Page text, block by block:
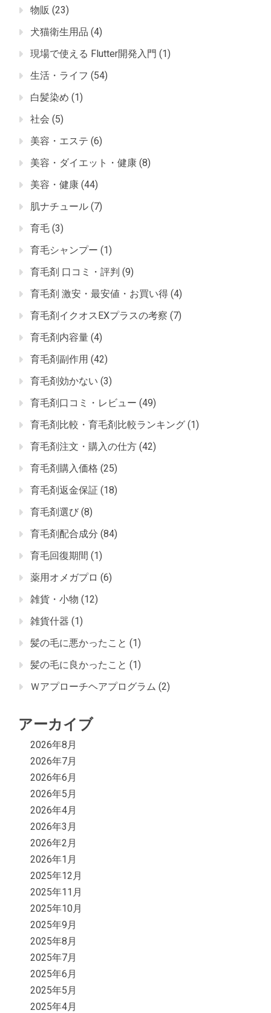
物販 (23)
犬猫衛生用品 (4)
現場で使える Flutter開発入門 (1)
生活・ライフ (54)
白髪染め (1)
社会 (5)
美容・エステ (6)
美容・ダイエット・健康 (8)
美容・健康 (44)
肌ナチュール (7)
育毛 (3)
育毛シャンプー (1)
育毛剤 口コミ・評判 (9)
育毛剤 激安・最安値・お買い得 (4)
育毛剤イクオスEXプラスの考察 (7)
育毛剤内容量 (4)
育毛剤副作用 (42)
育毛剤効かない (3)
育毛剤口コミ・レビュー (49)
育毛剤比較・育毛剤比較ランキング (1)
育毛剤注文・購入の仕方 (42)
育毛剤購入価格 (25)
育毛剤返金保証 (18)
育毛剤選び (8)
育毛剤配合成分 (84)
育毛回復期間 (1)
薬用オメガプロ (6)
雑貨・小物 (12)
雑貨什器 (1)
髪の毛に悪かったこと (1)
髪の毛に良かったこと (1)
Ｗアプローチヘアプログラム (2)
アーカイブ
2026年8月
2026年7月
2026年6月
2026年5月
2026年4月
2026年3月
2026年2月
2026年1月
2025年12月
2025年11月
2025年10月
2025年9月
2025年8月
2025年7月
2025年6月
2025年5月
2025年4月